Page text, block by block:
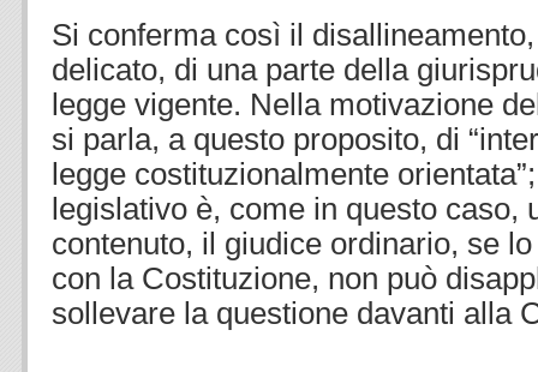
Si conferma così il
delicato, di una parte della
legge vigente. Nella motivazione
si parla, a questo proposito, di
legge costituzionalmente
legislativo è, come in questo caso,
contenuto, il giudice ordinario, se
con la Costituzione, non può
sollevare la questione davanti alla